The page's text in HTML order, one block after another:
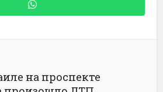
на проспекте